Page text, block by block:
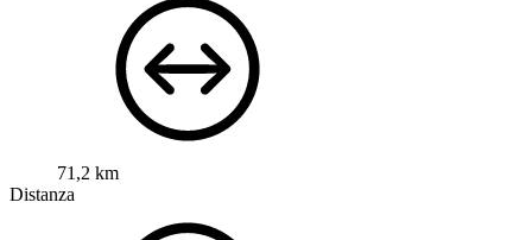
71,2 km
Distanza